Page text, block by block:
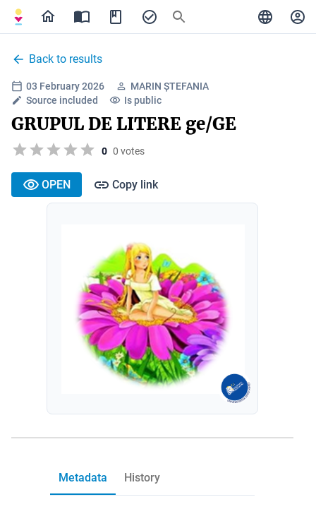
Back to results
03 February 2026
MARIN ȘTEFANIA
Source included
Is public
GRUPUL DE LITERE ge/GE
0 0 votes
OPEN Copy link
Metadata History